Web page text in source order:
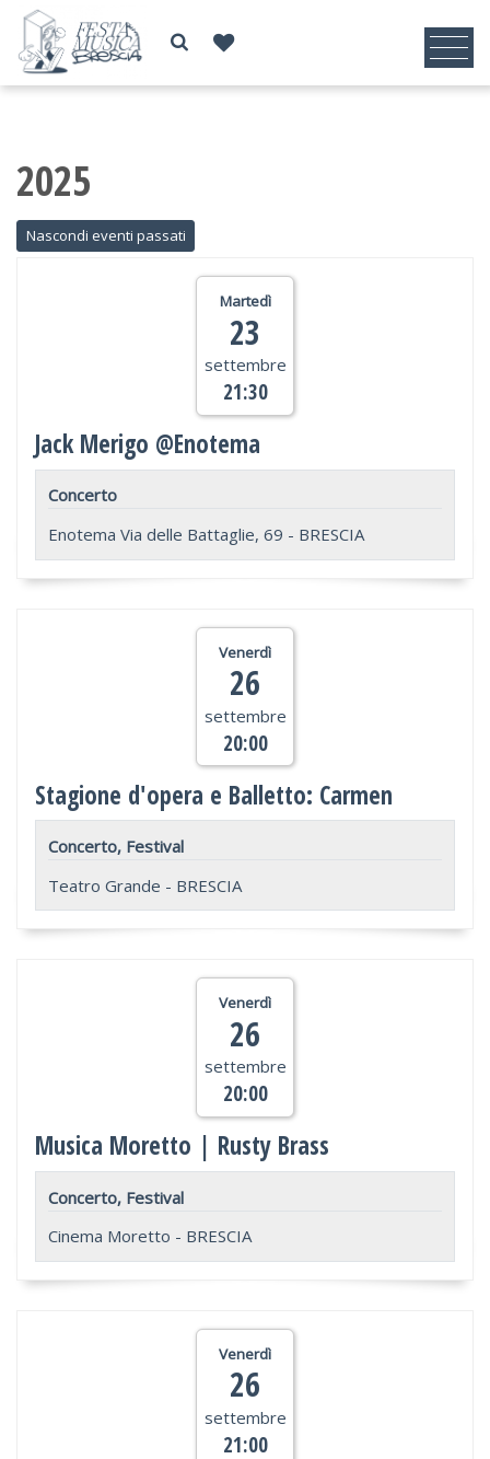
2025
Martedì
23
settembre
21:30
Jack Merigo @Enotema
Concerto
Enotema Via delle Battaglie, 69 - BRESCIA
Venerdì
26
settembre
20:00
Stagione d'opera e Balletto: Carmen
Concerto, Festival
Teatro Grande - BRESCIA
Venerdì
26
settembre
20:00
Musica Moretto | Rusty Brass
Concerto, Festival
Cinema Moretto - BRESCIA
Venerdì
26
settembre
21:00